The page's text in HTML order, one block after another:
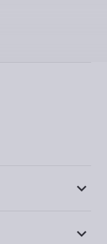
keyboard_arrow_down
keyboard_arrow_down